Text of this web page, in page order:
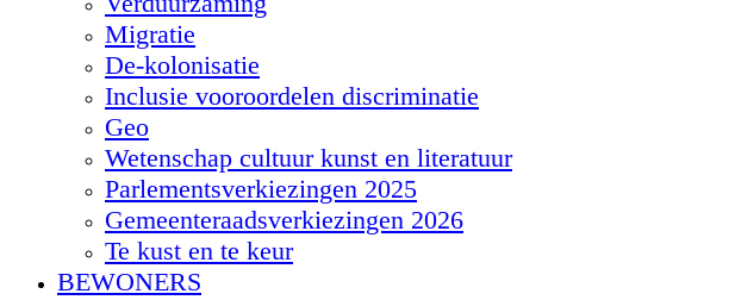
Migratie
De-kolonisatie
Inclusie vooroordelen discriminatie
Geo
Wetenschap cultuur kunst en literatuur
Parlementsverkiezingen 2025
Gemeenteraadsverkiezingen 2026
Te kust en te keur
BEWONERS